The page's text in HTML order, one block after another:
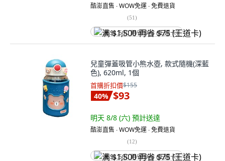
酷澎直售 ∙ WOW免運 ∙ 免費退貨
(51)
满 $1,500 再省 $75 (王道卡)
兒童彈蓋吸管小熊水壺, 款式隨機(深藍
色), 620ml, 1個
首購折扣價$155
40% $93
明天 8/8 (六) 預計送達
酷澎直售 ∙ WOW免運 ∙ 免費退貨
(12)
满 $1,500 再省 $75 (王道卡)